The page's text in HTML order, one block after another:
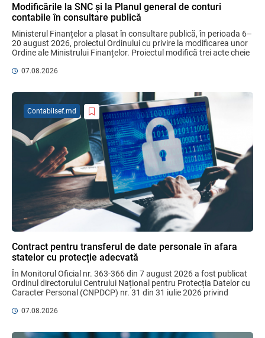
Domenii supuse controalelor fiscale
operative în luna august 2026
05.08.2026 Serviciul Fiscal de Stat
integrală a Titlului IV - accize armonizate
cu legislația UE
03.08.2026
Бухгалтерские и Налоговые
Консультации № 07/2026, комментарии
на полях
06.08.2026 Ciobanu Veaceslav
Plafonul operațiunilor valutare de capital
06.08.2026
MIA Plăți Instant: Soluția inovativă pentru
Modificările la SNC și la Planul general de conturi
contabile în consultare publică
Ministerul Finanțelor a plasat în consultare publică, în perioada 6–
20 august 2026, proiectul Ordinului cu privire la modificarea unor
Ordine ale Ministrului Finanțelor. Proiectul modifică trei acte cheie
07.08.2026
Contract pentru transferul de date personale în afara
statelor cu protecție adecvată
În Monitorul Oficial nr. 363-366 din 7 august 2026 a fost publicat
Ordinul directorului Centrului Național pentru Protecția Datelor cu
Caracter Personal (CNPDCP) nr. 31 din 31 iulie 2026 privind
07.08.2026
Contabilsef.md